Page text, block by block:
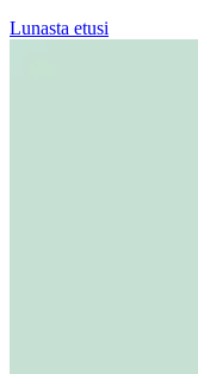
Lunasta etusi